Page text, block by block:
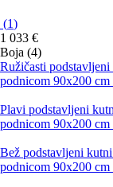
(1)
1 033 €
Boja (4)
Ružičasti
podnicom 90x200
Plavi podstavljeni
podnicom 90x200
Bež podstavljeni
podnicom 90x200